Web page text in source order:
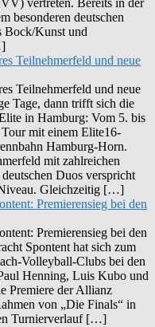
vertreten. Bereits in der
besonderen deutschen
Bock/Kunst und
Teilnehmerfeld und neue
Teilnehmerfeld und neue
Tage, dann trifft sich die
in Hamburg: Vom 5. bis
mit einem Elite16-
Hamburg-Horn.
mit zahlreichen
Duos verspricht
Gleichzeitig […]
Premierensieg bei den
Premierensieg bei den
Spontent hat sich zum
Volleyball-Clubs bei den
Henning, Luis Kubo und
Premiere der Allianz
von „Die Finals“ in
Turnierverlauf […]